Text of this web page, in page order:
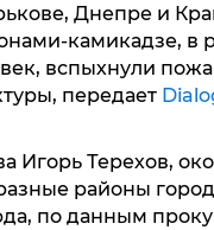
Днепре и
камикадзе, в
вспыхнули
передает
Игорь Терехов,
районы
по данным